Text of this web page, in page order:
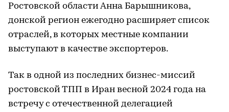
Ростовской области Анна Барышникова,
донской регион ежегодно расширяет список
отраслей, в которых местные компании
выступают в качестве экспортеров.
Так в одной из последних бизнес-миссий
ростовской ТПП в Иран весной 2024 года на
встречу с отечественной делегацией